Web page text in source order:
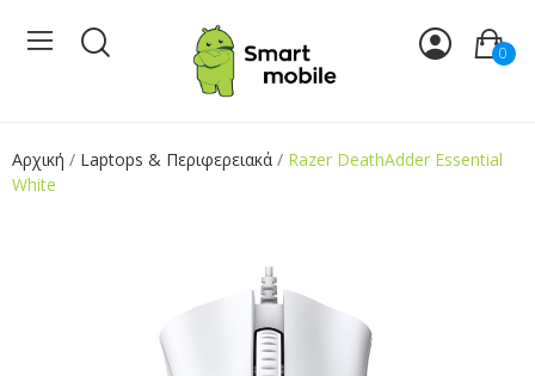
0
Αρχική Laptops & Περιφερειακά
Razer DeathAdder Essential
White